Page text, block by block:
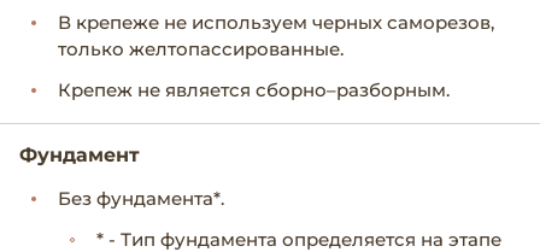
В крепеже не используем черных саморезов,
только желтопассированные.
Крепеж не является сборно–разборным.
Фундамент
Без фундамента*.
* - Тип фундамента определяется на этапе